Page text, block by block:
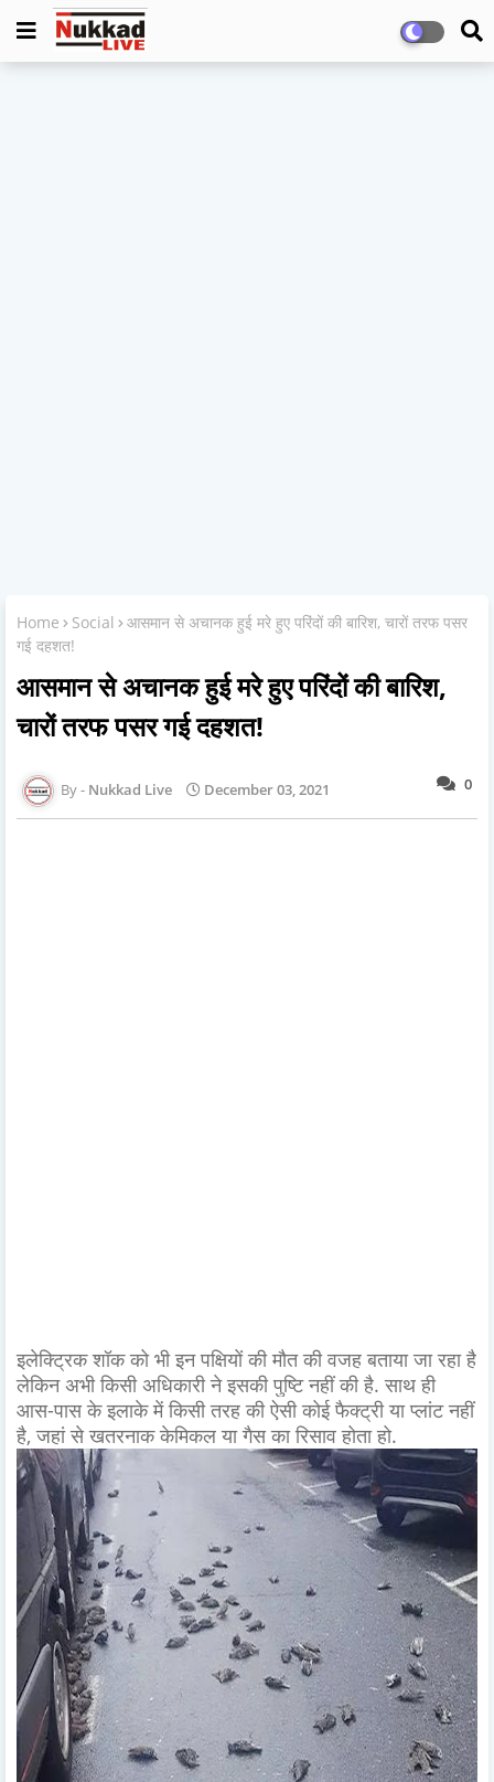
Home Social
आसमान से अचानक हुई मरे हुए परिंदों की बारिश, चारों तरफ पसर
गई दहशत!
आसमान से अचानक हुई मरे हुए परिंदों की बारिश,
चारों तरफ पसर गई दहशत!
0
Nukkad Live December 03, 2021
इलेक्ट्रिक शॉक को भी इन पक्षियों की मौत की वजह बताया जा रहा है
लेकिन अभी किसी अधिकारी ने इसकी पुष्टि नहीं की है. साथ ही
आस-पास के इलाके में किसी तरह की ऐसी कोई फैक्ट्री या प्लांट नहीं
है, जहां से खतरनाक केमिकल या गैस का रिसाव होता हो.